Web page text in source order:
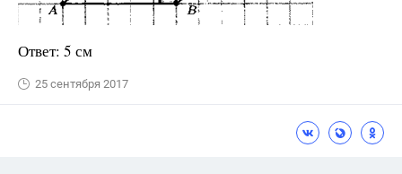
Ответ: 5 см
25 сентября 2017